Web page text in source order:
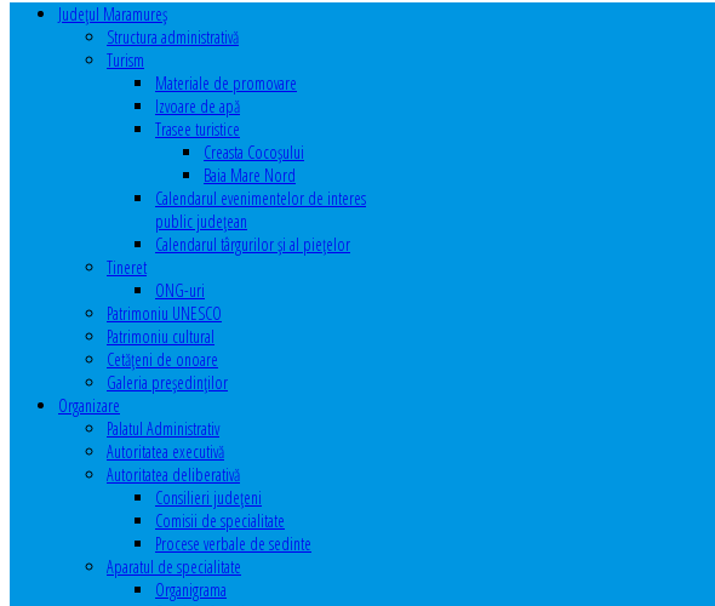
Judeţul Maramureş
Structura administrativă
Turism
Materiale de promovare
Izvoare de apă
Trasee turistice
Creasta Cocoșului
Baia Mare Nord
Calendarul evenimentelor de interes
public judeţean
Calendarul târgurilor şi al pieţelor
Tineret
ONG-uri
Patrimoniu UNESCO
Patrimoniu cultural
Cetăţeni de onoare
Galeria președinților
Organizare
Palatul Administrativ
Autoritatea executivă
Autoritatea deliberativă
Consilieri judeţeni
Comisii de specialitate
Procese verbale de sedinte
Aparatul de specialitate
Organigrama